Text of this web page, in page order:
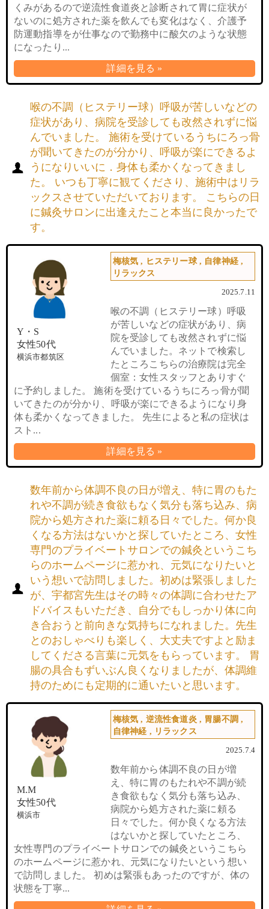
くみがあるので逆流性食道炎と診断されて胃に症状が
ないのに処方された薬を飲んでも変化はなく、介護予
防運動指導をが仕事なので勤務中に酸欠のような状態
になったり...
詳細を見る »
喉の不調（ヒステリー球）呼吸が苦しいなどの
症状があり、病院を受診しても改然されずに悩
んでいました。 施術を受けているうちにろっ骨
が聞いてきたのが分かり、呼吸が楽にできるよ
うになりいいに．身体も柔かくなってきまし
た。 いつも丁寧に観てくださり、施術中はリラ
ックスさせていただいております。 こちらの日
に鍼灸サロンに出逢えたこと本当に良かったで
す。
Y・S
女性50代
横浜市都筑区
梅核気 , ヒステリー球, 自律神経,
リラックス
2025.7.11
喉の不調（ヒステリー球）呼吸
が苦しいなどの症状があり、病
院を受診しても改然されずに悩
んでいました。ネットで検索し
たところこちらの治療院は完全
個室：女性スタッフとありすぐ
に予約しました。 施術を受けているうちにろっ骨が聞
いてきたのが分かり、呼吸が楽にできるようになり身
体も柔かくなってきました。 先生によると私の症状は
スト...
詳細を見る »
数年前から体調不良の日が増え、特に胃のもた
れや不調が続き食欲もなく気分も落ち込み、病
院から処方された薬に頼る日々でした。何か良
くなる方法はないかと探していたところ、女性
専門のプライベートサロンでの鍼灸というこち
らのホームページに惹かれ、元気になりたいと
いう想いで訪問しました。初めは緊張しました
が、宇都宮先生はその時々の体調に合わせたア
ドバイスもいただき、自分でもしっかり体に向
き合おうと前向きな気持ちになれました。先生
とのおしゃべりも楽しく、大丈夫ですよと励ま
してくださる言葉に元気をもらっています。 胃
腸の具合もずいぶん良くなりましたが、体調維
持のためにも定期的に通いたいと思います。
M.M
女性50代
横浜市
梅核気 , 逆流性食道炎, 胃腸不調 ,
自律神経 , リラックス
2025.7.4
数年前から体調不良の日が増
え、特に胃のもたれや不調が続
き食欲もなく気分も落ち込み、
病院から処方された薬に頼る
日々でした。何か良くなる方法
はないかと探していたところ、
女性専門のプライベートサロンでの鍼灸というこちら
のホームページに惹かれ、元気になりたいという想い
で訪問しました。 初めは緊張もあったのですが、体の
状態を丁寧...